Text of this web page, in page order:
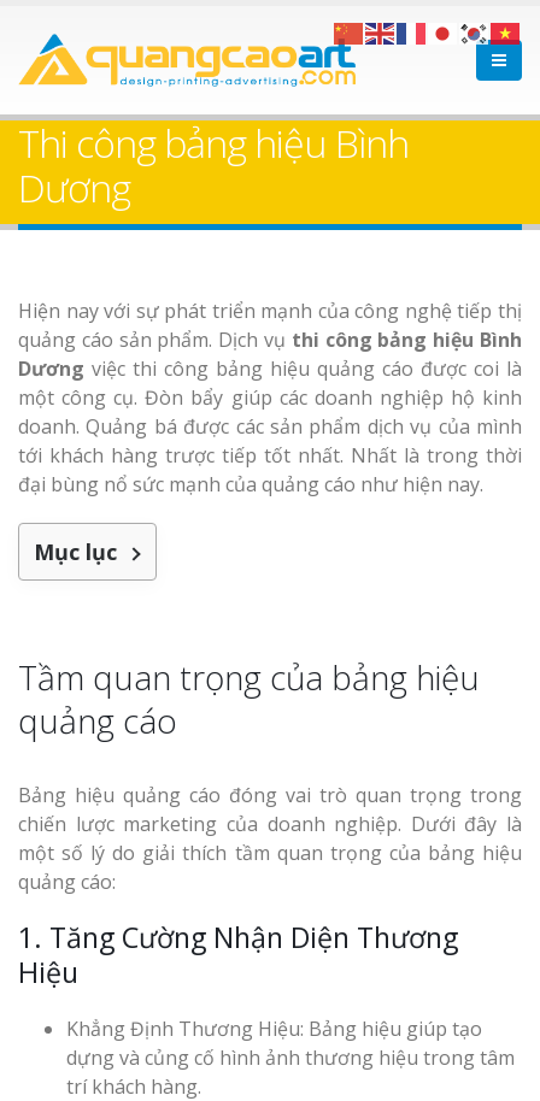
Thi công bảng hiệu Bình
Dương
Hiện nay với sự phát triển mạnh của công nghệ tiếp thị
quảng cáo sản phẩm. Dịch vụ thi công bảng hiệu Bình
Dương việc thi công bảng hiệu quảng cáo được coi là
một công cụ. Đòn bẩy giúp các doanh nghiệp hộ kinh
doanh. Quảng bá được các sản phẩm dịch vụ của mình
tới khách hàng trược tiếp tốt nhất. Nhất là trong thời
đại bùng nổ sức mạnh của quảng cáo như hiện nay.
Mục lục
Tầm quan trọng của bảng hiệu
quảng cáo
Bảng hiệu quảng cáo đóng vai trò quan trọng trong
chiến lược marketing của doanh nghiệp. Dưới đây là
một số lý do giải thích tầm quan trọng của bảng hiệu
quảng cáo:
1. Tăng Cường Nhận Diện Thương
Hiệu
Khẳng Định Thương Hiệu: Bảng hiệu giúp tạo
dựng và củng cố hình ảnh thương hiệu trong tâm
trí khách hàng.
Làm bảng hiệu gỗ tại
theo yêu cầu
Làm bảng hiệu gỗ tại
Biên Hòa
Làm bảng hiệu gỗ tại
Làm Biển
Dương
Thi công
cáo Thuận
Làm biển
Thi công
cáo Vinh
Nghệ An giá